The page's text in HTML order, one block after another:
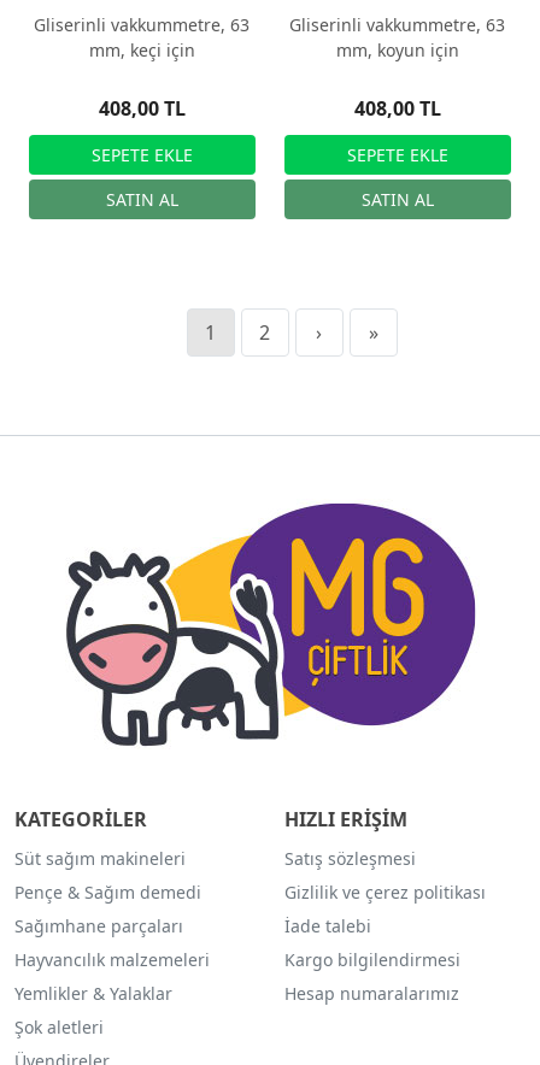
Gliserinli vakkummetre, 63
mm, keçi için
408,00 TL
Gliserinli vakkummetre, 63
mm, koyun için
408,00 TL
1 2 › »
KATEGORİLER
Süt sağım makineleri
Pençe & Sağım demedi
Sağımhane parçaları
Hayvancılık malzemeleri
Yemlikler & Yalaklar
Şok aletleri
HIZLI ERİŞİM
Satış sözleşmesi
Gizlilik ve çerez politikası
İade talebi
Kargo bilgilendirmesi
Hesap numaralarımız